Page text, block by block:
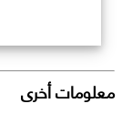
معلومات أخرى